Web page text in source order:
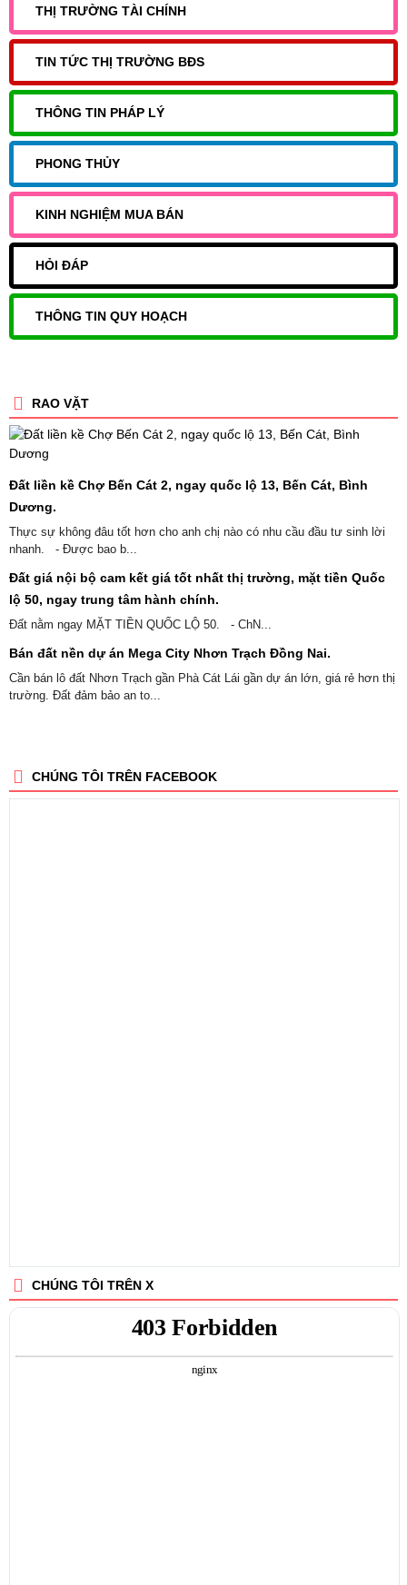
THỊ TRƯỜNG TÀI CHÍNH
TIN TỨC THỊ TRƯỜNG BĐS
THÔNG TIN PHÁP LÝ
PHONG THỦY
KINH NGHIỆM MUA BÁN
HỎI ĐÁP
THÔNG TIN QUY HOẠCH
RAO VẶT
Đất liền kề Chợ Bến Cát 2, ngay quốc lộ 13, Bến Cát, Bình
Dương.
Thực sự không đâu tốt hơn cho anh chị nào có nhu cầu đầu tư sinh lời
nhanh. - Được bao b...
Đất giá nội bộ cam kết giá tốt nhất thị trường, mặt tiền Quốc
lộ 50, ngay trung tâm hành chính.
Đất nằm ngay MẶT TIỀN QUỐC LỘ 50. - ChN...
Bán đất nền dự án Mega City Nhơn Trạch Đồng Nai.
Cần bán lô đất Nhơn Trạch gần Phà Cát Lái gần dự án lớn, giá rẻ hơn thị
trường. Đất đảm bảo an to...
CHÚNG TÔI TRÊN FACEBOOK
CHÚNG TÔI TRÊN X